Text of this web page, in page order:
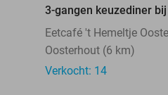
3-gangen keuzediner
Eetcafé 't Hemeltje
Oosterhout (6 km)
Verkocht: 14